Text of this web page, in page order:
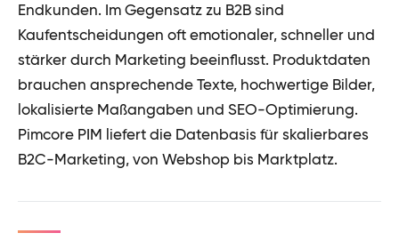
Endkunden. Im Gegensatz zu B2B sind
Kaufentscheidungen oft emotionaler, schneller und
stärker durch Marketing beeinflusst. Produktdaten
brauchen ansprechende Texte, hochwertige Bilder,
lokalisierte Maßangaben und SEO-Optimierung.
Pimcore PIM liefert die Datenbasis für skalierbares
B2C-Marketing, von Webshop bis Marktplatz.